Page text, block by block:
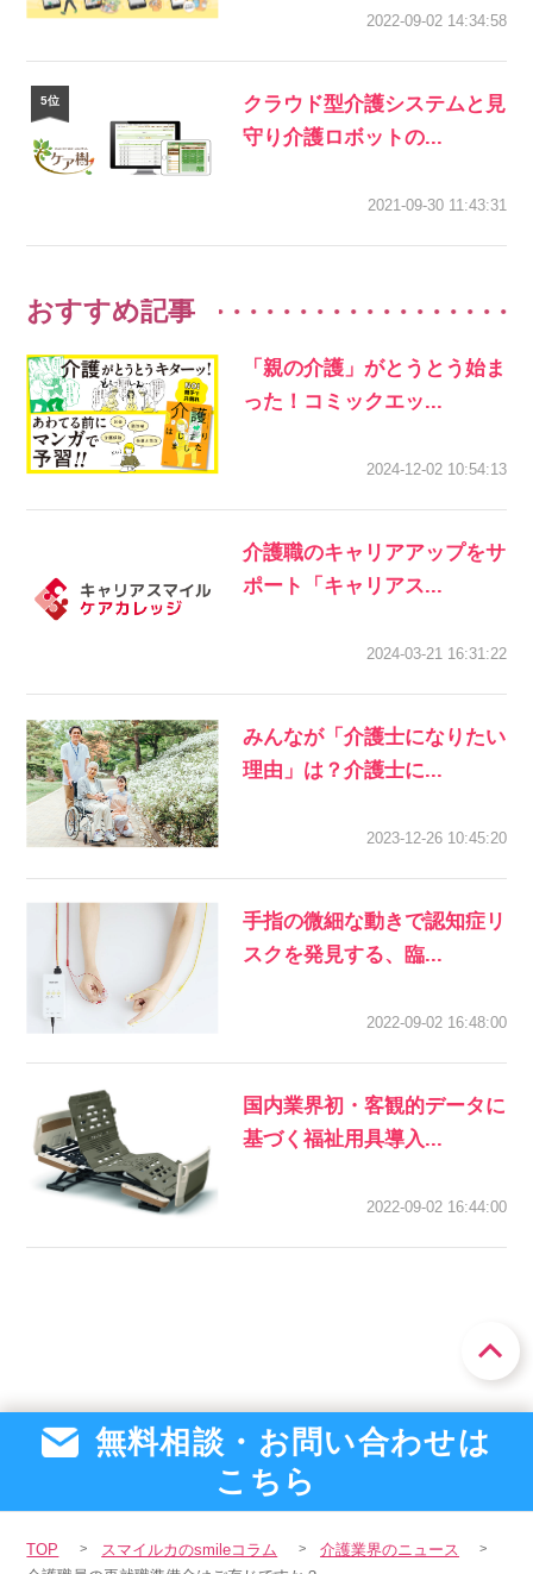
2022-09-02 14:34:58
クラウド型介護システムと見
守り介護ロボットの...
2021-09-30 11:43:31
おすすめ記事
「親の介護」がとうとう始ま
った！コミックエッ...
2024-12-02 10:54:13
介護職のキャリアアップをサ
ポート「キャリアス...
2024-03-21 16:31:22
みんなが「介護士になりたい
理由」は？介護士に...
2023-12-26 10:45:20
手指の微細な動きで認知症リ
スクを発見する、臨...
2022-09-02 16:48:00
国内業界初・客観的データに
基づく福祉用具導入...
2022-09-02 16:44:00
無料相談・お問い合わせは
こちら
TOP スマイルカのsmileコラム
介護業界のニュース